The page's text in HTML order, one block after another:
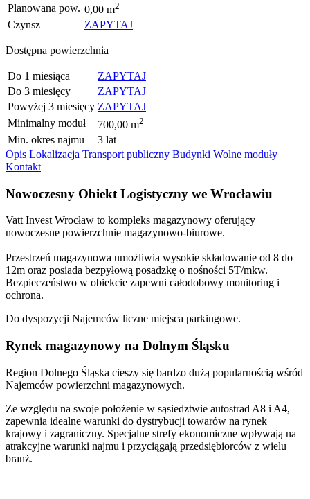
Planowana pow. 0,00 m2
Czynsz ZAPYTAJ
Dostępna powierzchnia
Do 1 miesiąca
ZAPYTAJ
Do 3 miesięcy
ZAPYTAJ
Powyżej 3 miesięcy ZAPYTAJ
Minimalny moduł
700,00 m2
Min. okres najmu
3 lat
Opis Lokalizacja Transport publiczny Budynki Wolne moduły
Kontakt
Nowoczesny Obiekt Logistyczny we Wrocławiu
Vatt Invest Wrocław to kompleks magazynowy oferujący
nowoczesne powierzchnie magazynowo-biurowe.
Przestrzeń magazynowa umożliwia wysokie składowanie od 8 do
12m oraz posiada bezpyłową posadzkę o nośności 5T/mkw.
Bezpieczeństwo w obiekcie zapewni całodobowy monitoring i
ochrona.
Do dyspozycji Najemców liczne miejsca parkingowe.
Rynek magazynowy na Dolnym Śląsku
Region Dolnego Śląska cieszy się bardzo dużą popularnością wśród
Najemców powierzchni magazynowych.
Ze względu na swoje położenie w sąsiedztwie autostrad A8 i A4,
zapewnia idealne warunki do dystrybucji towarów na rynek
krajowy i zagraniczny. Specjalne strefy ekonomiczne wpływają na
atrakcyjne warunki najmu i przyciągają przedsiębiorców z wielu
branż.